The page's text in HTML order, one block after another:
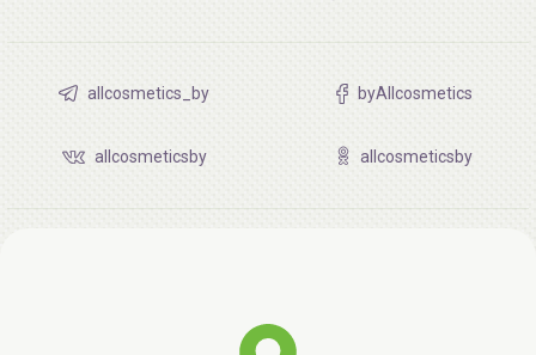
allcosmetics_by byAllcosmetics
allcosmeticsby allcosmeticsby